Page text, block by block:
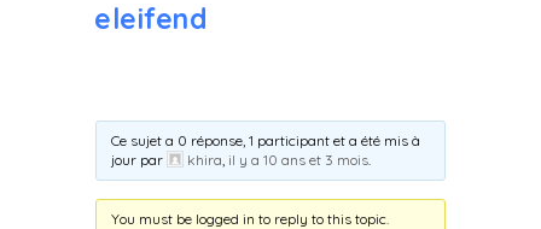
eleifend
Ce sujet a 0 réponse, 1 participant et a été mis à
jour par
khira, il y a 10 ans et 3 mois.
You must be logged in to reply to this topic.